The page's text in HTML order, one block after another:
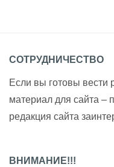
СОТРУДНИЧЕСТВО
Если вы готовы вести
материал для сайта –
редакция сайта
ВНИМАНИЕ!!!